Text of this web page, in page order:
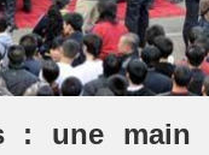
: une main